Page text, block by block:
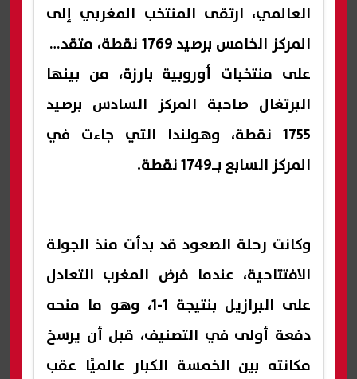
العالمي، ارتقى المنتخب المغربي إلى
المركز الخامس برصيد 1769 نقطة، متقدمًا
على منتخبات أوروبية بارزة، من بينها
البرتغال صاحبة المركز السادس برصيد
1755 نقطة، وهولندا التي جاءت في
المركز السابع بـ1749 نقطة.
وكانت رحلة الصعود قد بدأت منذ الجولة
الافتتاحية، عندما فرض المغرب التعادل
على البرازيل بنتيجة 1-1، وهو ما منحه
دفعة أولى في التصنيف، قبل أن يرسخ
مكانته بين الخمسة الكبار عالميًا عقب